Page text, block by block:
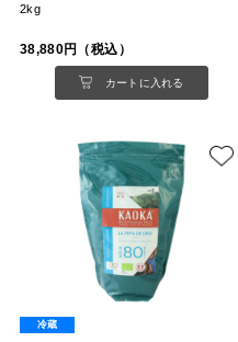
2kg
38,880円（税込）
カートに入れる
冷蔵